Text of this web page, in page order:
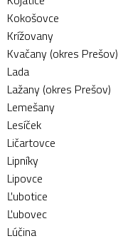
Kokošovce
Krížovany
Kvačany (okres Prešov)
Lada
Lažany (okres Prešov)
Lemešany
Lesíček
Ličartovce
Lipníky
Lipovce
Ľubotice
Ľubovec
Lúčina